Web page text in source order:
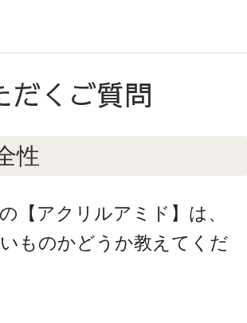
だくご質問
性
【アクリルアミド】は、
ものかどうか教えてくだ